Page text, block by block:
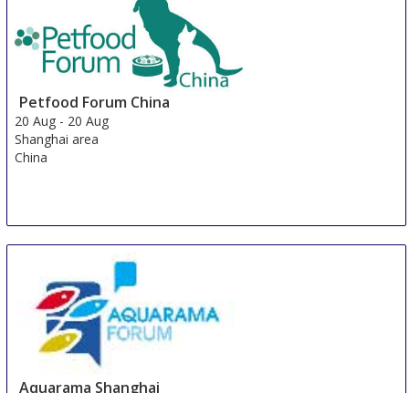
Petfood Forum China
20 Aug - 20 Aug
Shanghai area
China
Aquarama Shanghai